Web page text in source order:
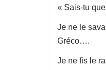
« Sais-tu
Je ne le
Gréco….
Je ne fis le